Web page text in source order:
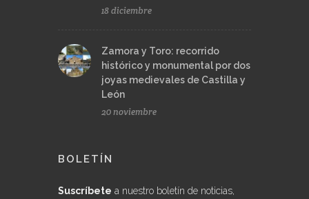
18 diciembre
Zamora y Toro: recorrido
histórico y monumental por dos
joyas medievales de Castilla y
León
20 noviembre
BOLETÍN
Suscríbete a nuestro boletín de noticias,